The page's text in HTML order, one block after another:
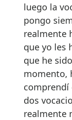
luego la
pongo
realmente
que yo les
que he
momento,
comprendí
dos
realmente